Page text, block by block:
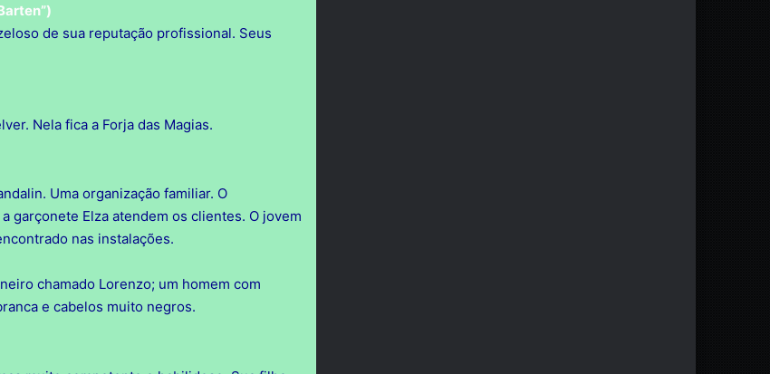
de sua reputação profissional. Seus
Nela fica a Forja das Magias.
Uma organização familiar. O
garçonete Elza atendem os clientes. O jovem
nas instalações.
chamado Lorenzo; um homem com
e cabelos muito negros.